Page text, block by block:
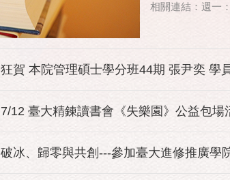
相關連結：週一
狂賀 本院管理碩士學分班44期 張尹奕 學
7/12 臺大精鍊讀書會《失樂園》公益包場
破冰、歸零與共創---參加臺大進修推廣學